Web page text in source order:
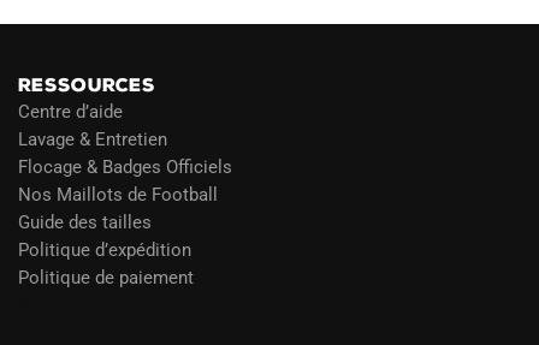
RESSOURCES
Centre d’aide
Lavage & Entretien
Flocage & Badges Officiels
Nos Maillots de Football
Guide des tailles
Politique d’expédition
Politique de paiement